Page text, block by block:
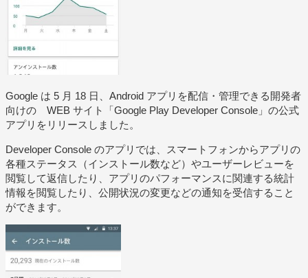
Google は 5 月 18 日、Android アプリを配信・管理できる開発者
向けの WEB サイト「Google Play Developer Console」の公式
アプリをリリースしました。
Developer Console のアプリでは、スマートフォンからアプリの
各種ステータス（インストール数など）やユーザーレビューを
閲覧して返信したり、アプリのパフォーマンスに関連する統計
情報を閲覧したり、公開状況の変更などの通知を受信すること
ができます。